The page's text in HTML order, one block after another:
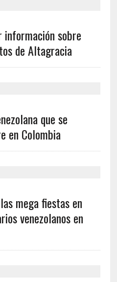
sobre
de Altagracia
que se
en Colombia
mega fiestas en
venezolanos en